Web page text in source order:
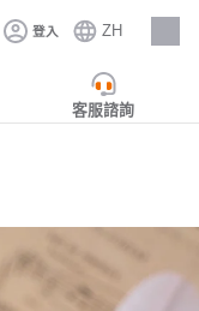
登入 ZH
人才招募
客服諮詢